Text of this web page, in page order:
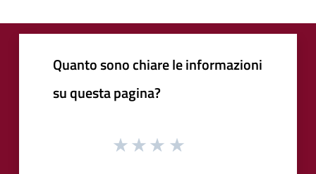
Quanto sono chiare le informazioni
su questa pagina?